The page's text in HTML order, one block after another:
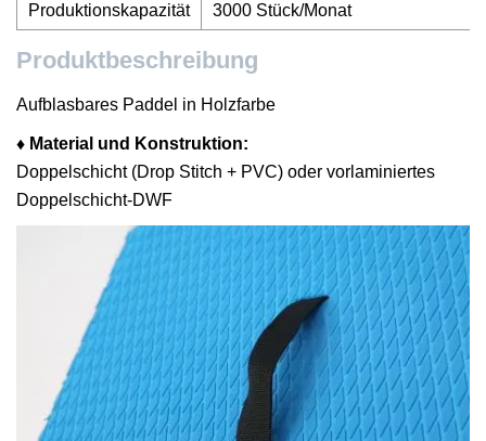
Produktionskapazität 3000 Stück/Monat
Produktbeschreibung
Aufblasbares Paddel in Holzfarbe
♦ Material und Konstruktion:
Doppelschicht (Drop Stitch + PVC) oder vorlaminiertes
Doppelschicht-DWF